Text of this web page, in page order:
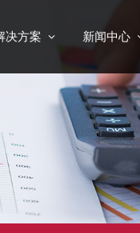
决方案 新闻中心